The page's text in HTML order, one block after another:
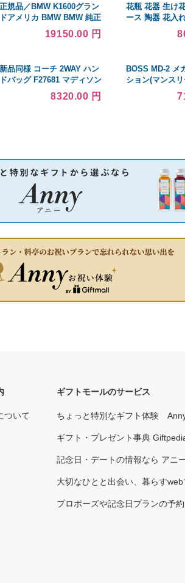
正規品／BMW K1600グラン
ドアメリカ BMW BMW 純正
カバー パネル トップケース
リッド ビーエムダブリュー
19150.00 円
花瓶 花器 生け
ース 陶器 花入
新品同様 コーチ 2WAY ハン
ドバッグ F27681 マディソン
ギャザード ツイスト ブラッ
ク ゴールド金具 COACH
8320.00 円
BOSS MD-2 メ
ション(マンス
ト)(ご予約受付
ついて
ギフトモールのサービス
ちょっと特別なギフト体験 Anny
ギフト・プレゼント事典
記念日・デートの情報なら アニ
大切なひとと出会い、暮らす
プロポーズや記念日プランの予